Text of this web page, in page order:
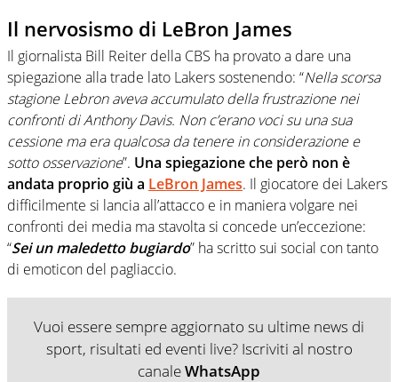
Il nervosismo di LeBron James
Il giornalista Bill Reiter della CBS ha provato a dare una
spiegazione alla trade lato Lakers sostenendo: “Nella scorsa
stagione Lebron aveva accumulato della frustrazione nei
confronti di Anthony Davis. Non c’erano voci su una sua
cessione ma era qualcosa da tenere in considerazione e
sotto osservazione”. Una spiegazione che però non è
andata proprio giù a LeBron James. Il giocatore dei Lakers
difficilmente si lancia all’attacco e in maniera volgare nei
confronti dei media ma stavolta si concede un’eccezione:
“Sei un maledetto bugiardo” ha scritto sui social con tanto
di emoticon del pagliaccio.
Vuoi essere sempre aggiornato su ultime news di
sport, risultati ed eventi live? Iscriviti al nostro
canaleWhatsApp